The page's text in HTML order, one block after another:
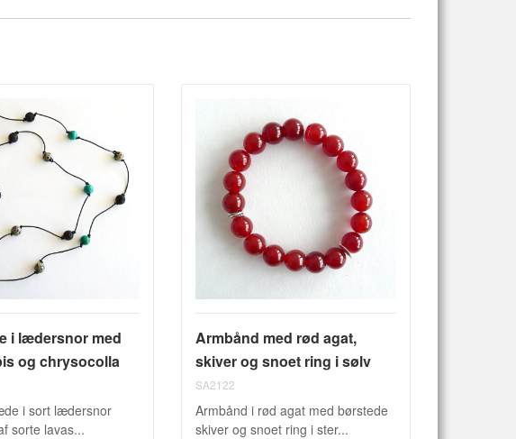
i lædersnor med
og chrysocolla
i sort lædersnor
sorte lavas...
Armbånd med rød agat,
skiver og snoet ring i sølv
SA2122
Armbånd i rød agat med børstede
skiver og snoet ring i ster...